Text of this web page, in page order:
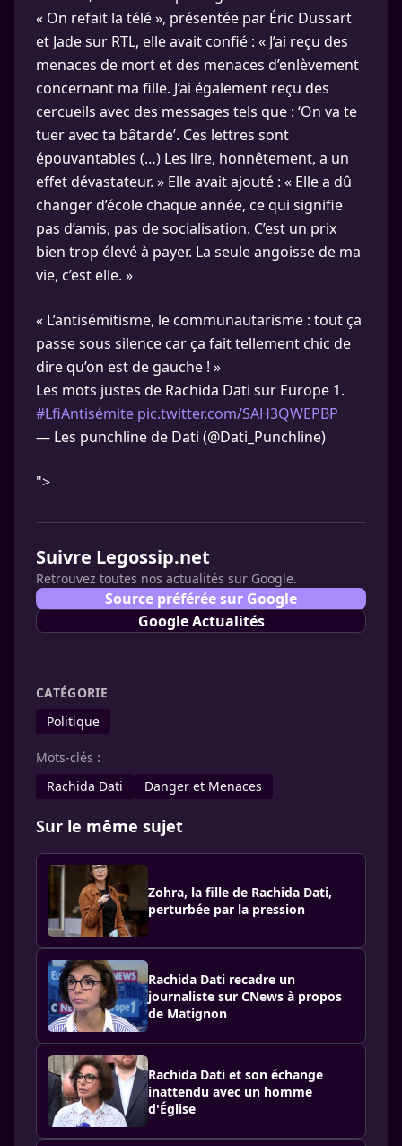
« On refait la télé », présentée par Éric Dussart
et Jade sur RTL, elle avait confié : « J’ai reçu des
menaces de mort et des menaces d’enlèvement
concernant ma fille. J’ai également reçu des
cercueils avec des messages tels que : ‘On va te
tuer avec ta bâtarde’. Ces lettres sont
épouvantables (…) Les lire, honnêtement, a un
effet dévastateur. » Elle avait ajouté : « Elle a dû
changer d’école chaque année, ce qui signifie
pas d’amis, pas de socialisation. C’est un prix
bien trop élevé à payer. La seule angoisse de ma
vie, c’est elle. »
« L’antisémitisme, le communautarisme : tout ça
passe sous silence car ça fait tellement chic de
dire qu’on est de gauche ! »
Les mots justes de Rachida Dati sur Europe 1.
#LfiAntisémite pic.twitter.com/SAH3QWEPBP
— Les punchline de Dati (@Dati_Punchline)
">
Suivre Legossip.net
Retrouvez toutes nos actualités sur Google.
Source préférée sur Google
Google Actualités
CATÉGORIE
Politique
Mots-clés :
Rachida Dati
Danger et Menaces
Sur le même sujet
Zohra, la fille de Rachida Dati,
perturbée par la pression
Rachida Dati recadre un
journaliste sur CNews à propos
de Matignon
Rachida Dati et son échange
inattendu avec un homme
d'Église